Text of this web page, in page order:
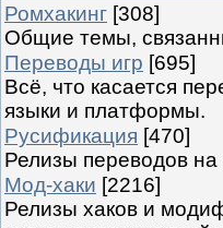
Ромхакинг [308]
Общие темы,
Переводы игр [695]
Всё, что касается
языки и платформы.
Русификация [470]
Релизы переводов на
Мод-хаки [2216]
Релизы хаков и